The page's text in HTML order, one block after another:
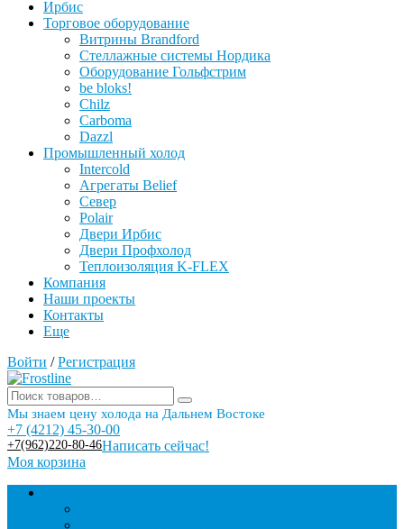
Ирбис
Торговое оборудование
Витрины Brandford
Стеллажные системы Нордика
Оборудование Гольфстрим
be bloks!
Chilz
Carboma
Dazzl
Промышленный холод
Intercold
Агрегаты Belief
Север
Polair
Двери Ирбис
Двери Профхолод
Теплоизоляция K-FLEX
Компания
Наши проекты
Контакты
Еще
Войти / Регистрация
Мы знаем цену холода на Дальнем Востоке
+7 (4212) 45-30-00
+7(962)220-80-46Написать сейчас!
Моя корзина